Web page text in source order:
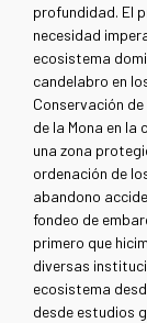
profundidad. El
necesidad
ecosistema
candelabro en
Conservación
de la Mona en la
una zona
ordenación de
abandono
fondeo de
primero que
diversas
ecosistema
desde estudios